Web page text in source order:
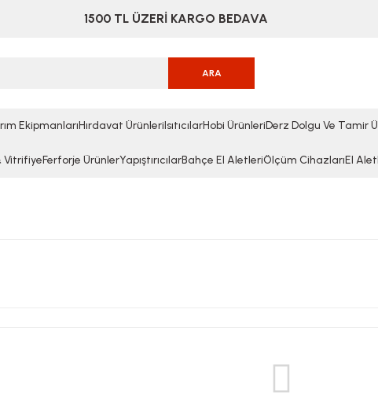
1500 TL ÜZERİ KARGO BEDAVA
ARA
EkipmanlarıHırdavat ÜrünleriIsıtıcılarHobi ÜrünleriDerz Dolgu Ve Tamir
VitrifiyeFerforje ÜrünlerYapıştırıcılarBahçe El AletleriÖlçüm CihazlarıEl